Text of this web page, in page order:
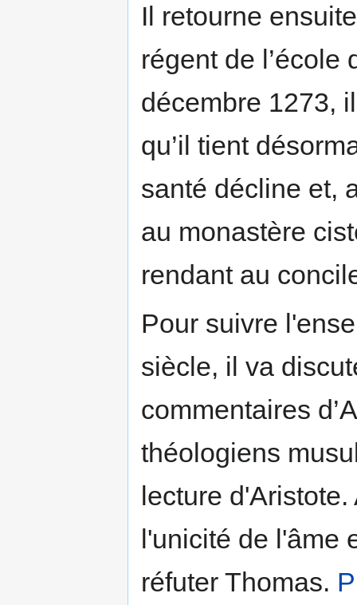
Il retourne
régent de l’école
décembre 1273,
qu’il tient
santé décline et,
au monastère
rendant au
Pour suivre
siècle, il va
commentaires
théologiens
lecture
l'unicité de l'âme
réfuter Thomas.